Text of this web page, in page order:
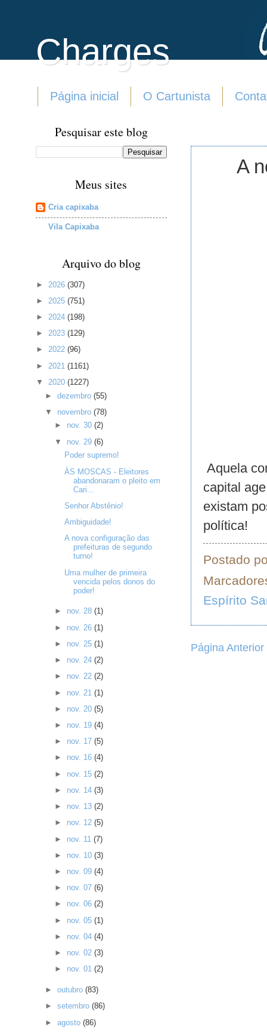
Charges
Página inicial O Cartunista
A
Aquela
capital
existam
política!
Postado
Espírito
Página Anterior
Pesquisar este blog
Meus sites
Cria capixaba
Vila Capixaba
Arquivo do blog
► 2026 (307)
► 2025 (751)
► 2024 (198)
► 2023 (129)
► 2022 (96)
► 2021 (1161)
▼ 2020 (1227)
►dezembro(55)
▼ novembro(78)
► nov. 30 (2)
▼ nov. 29 (6)
Poder supremo!
ÀS MOSCAS - Eleitores
abandonaram o pleito em
Cari...
Senhor Abstênio!
Ambiguidade!
A nova configuração das
prefeituras de segundo
turno!
Uma mulher de primeira
vencida pelos donos do
poder!
► nov. 28 (1)
► nov. 26 (1)
► nov. 25 (1)
► nov. 24 (2)
► nov. 22 (2)
► nov. 21 (1)
► nov. 20 (5)
► nov. 19 (4)
► nov. 17 (5)
► nov. 16 (4)
► nov. 15 (2)
► nov. 14 (3)
► nov. 13 (2)
► nov. 12 (5)
► nov. 11 (7)
► nov. 10 (3)
► nov. 09 (4)
► nov. 07 (6)
► nov. 06 (2)
► nov. 05 (1)
► nov. 04 (4)
► nov. 02 (3)
► nov. 01 (2)
►outubro(83)
►setembro(86)
►agosto(86)